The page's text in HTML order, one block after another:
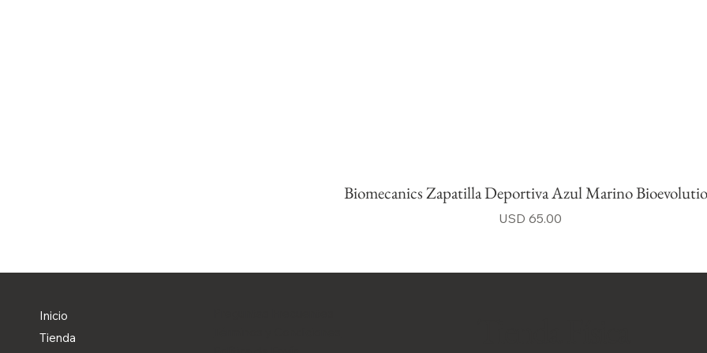
Biomecanics Zapatilla Deportiva Azul Marino
Precio
USD 65.00
Inicio
Tienda